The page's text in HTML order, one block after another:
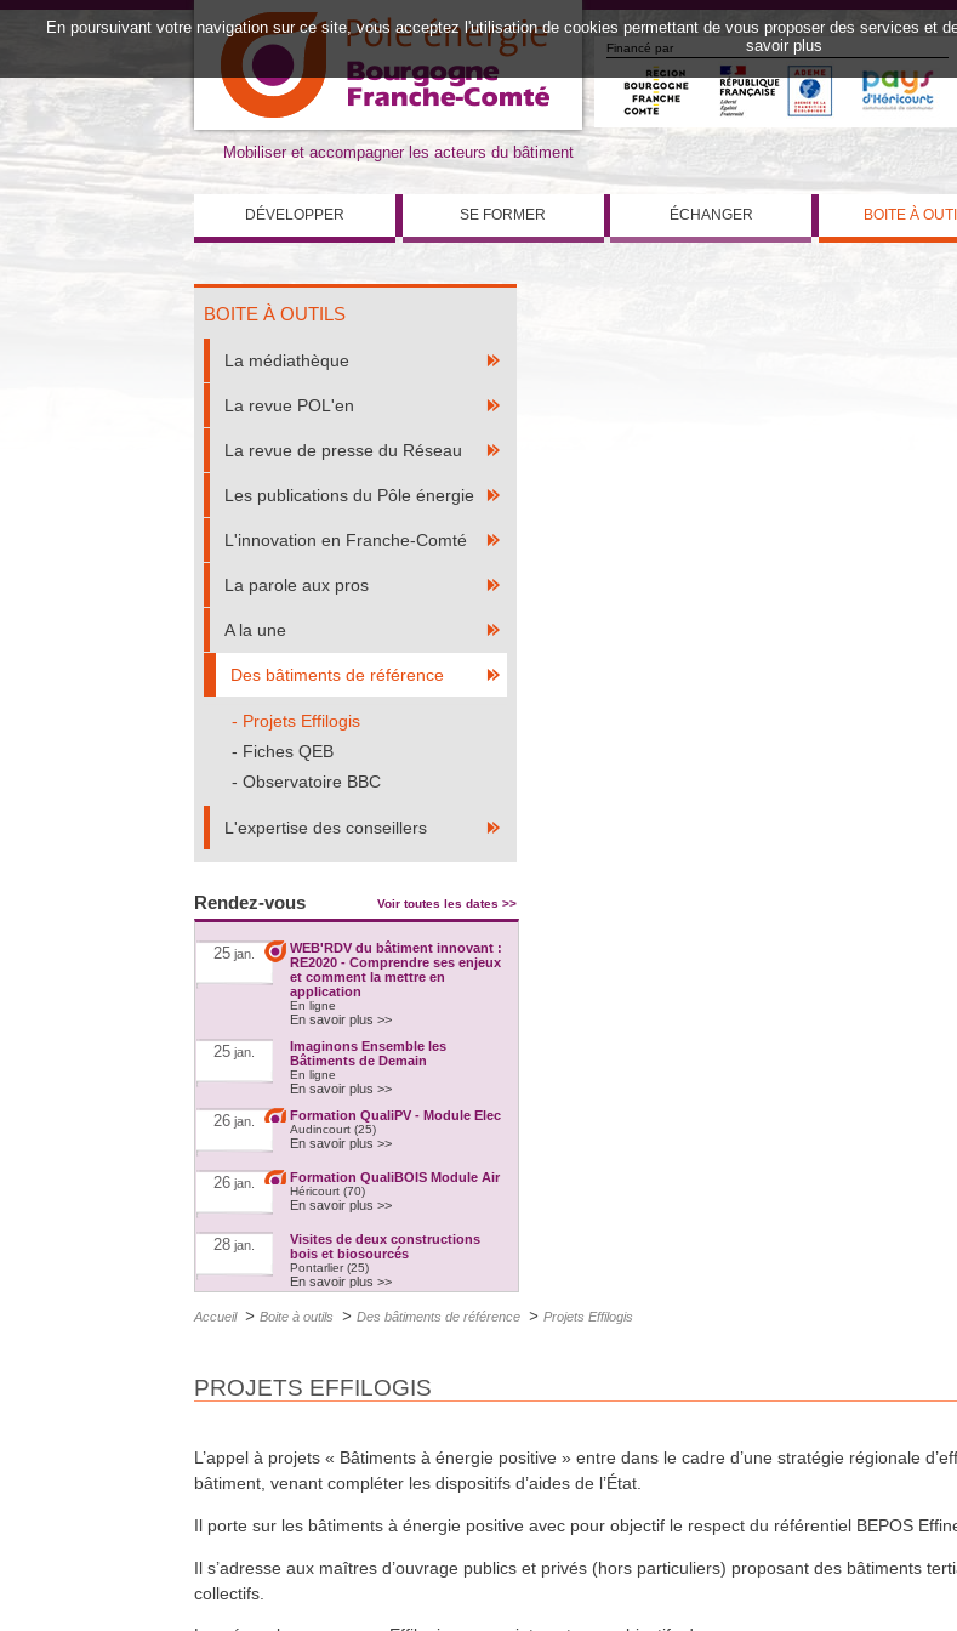
Mobiliser et accompagner les acteurs du bâtiment
Financé par
DÉVELOPPER SE FORMER ÉCHANGER BOITE À
BOITE À OUTILS
La médiathèque
La revue POL'en
La revue de presse du Réseau
Les publications du Pôle énergie
L'innovation en Franche-Comté
La parole aux pros
A la une
Des bâtiments de référence
Projets Effilogis
Fiches QEB
Observatoire BBC
L'expertise des conseillers
Rendez-vous Voir toutes les dates >>
25 jan.
WEB'RDV du bâtiment innovant :
RE2020 - Comprendre ses enjeux
et comment la mettre en
application
En ligne
En savoir plus >>
25 jan.
Imaginons Ensemble les
Bâtiments de Demain
En ligne
En savoir plus >>
26 jan. Formation QualiPV - Module Elec
Audincourt (25)
En savoir plus >>
26 jan. Formation QualiBOIS Module Air
Héricourt (70)
En savoir plus >>
28 jan.
Visites de deux constructions
bois et biosourcés
Pontarlier (25)
En savoir plus >>
3 fév. RE2020 et empreinte carbone
A distance
3
performante
Besançon (25)
Auxerre (89)
En savoir plus >>
En savoir plus >>
15 fév.
Formation isolation et étanchéité
Accueil > Boite à outils > Des bâtiments de référence > Projets Effilogis
PROJETS EFFILOGIS
L’appel à projets « Bâtiments à énergie positive » entre dans le cadre d’une stratégie régionale
bâtiment, venant compléter les dispositifs d’aides de l’État.
Il porte sur les bâtiments à énergie positive avec pour objectif le respect du référentiel BEPOS
Il s’adresse aux maîtres d’ouvrage publics et privés (hors particuliers) proposant des bâtiments
collectifs.
En poursuivant votre navigation sur ce site, vous acceptez l'utilisation de cookies permettant de vous proposer des services et
savoir plus